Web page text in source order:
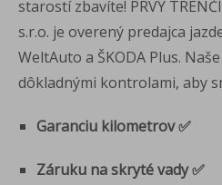
starostí zbavíte! PRVÝ
s.r.o. je overený predajca
WeltAuto a ŠKODA Plus.
dôkladnými kontrolami, aby
Garanciu kilometrov ✅
Záruku na skryté vady ✅